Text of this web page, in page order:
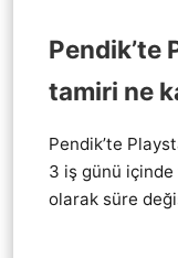
Pendik’te
tamiri ne
Pendik’te
3 iş günü içinde
olarak süre